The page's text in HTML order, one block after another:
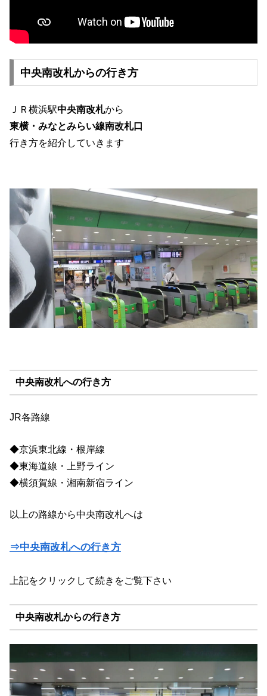
中央南改札からの行き方
ＪＲ横浜駅中央南改札から
東横・みなとみらい線南改札口
行き方を紹介していきます
中央南改札への行き方
JR各路線
◆京浜東北線・根岸線
◆東海道線・上野ライン
◆横須賀線・湘南新宿ライン
以上の路線から中央南改札へは
⇒中央南改札への行き方
上記をクリックして続きをご覧下さい
中央南改札からの行き方